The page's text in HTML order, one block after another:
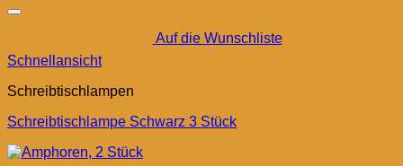
Auf die Wunschliste
Schnellansicht
Schreibtischlampen
Schreibtischlampe Schwarz 3 Stück